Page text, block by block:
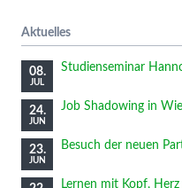
Aktuelles
08.
JUL
Studienseminar
24.
JUN
Job Shadowing in
23.
JUN
Besuch der neuen
Lernen mit Kopf,